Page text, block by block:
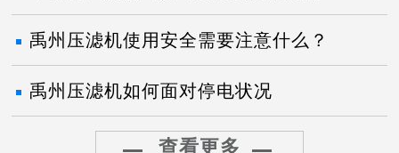
禹州压滤机使用安全需要注意什么？
禹州压滤机如何面对停电状况
查看更多